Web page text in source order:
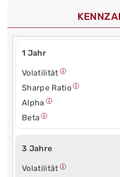
1 Jahr
Volatilität
Sharpe Ratio
Alpha
Beta
3 Jahre
Volatilität